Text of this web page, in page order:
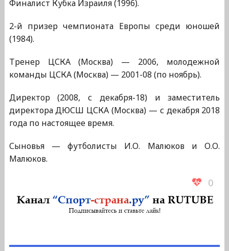
Финалист Кубка Израиля (1996).
2-й призер чемпионата Европы среди юношей
(1984).
Тренер ЦСКА (Москва) — 2006, молодежной
команды ЦСКА (Москва) — 2001-08 (по ноябрь).
Директор (2008, с декабря-18) и заместитель
директора ДЮСШ ЦСКА (Москва) — с декабря 2018
года по настоящее время.
Сыновья — футболисты И.О. Малюков и О.О.
Малюков.
0